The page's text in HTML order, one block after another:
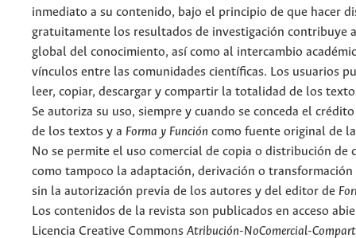
inmediato a su contenido, bajo el principio de que hacer
gratuitamente los resultados de investigación contribuye
global del conocimiento, así como al intercambio
vínculos entre las comunidades científicas. Los usuarios
leer, copiar, descargar y compartir la totalidad de los
Se autoriza su uso, siempre y cuando se conceda el
de los textos y a Forma y Función como fuente original de
No se permite el uso comercial de copia o distribución de
como tampoco la adaptación, derivación o transformación
sin la autorización previa de los autores y del editor de
Los contenidos de la revista son publicados en acceso
Licencia Creative Commons Atribución-NoComercial-